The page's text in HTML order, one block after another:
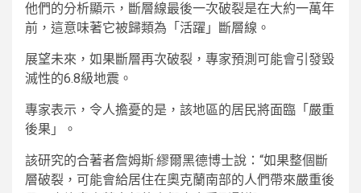
他們的分析顯示，斷層線最後一次破裂是在大約一萬年
前，這意味著它被歸類為「活躍」斷層線。
展望未來，如果斷層再次破裂，專家預測可能會引發毀
滅性的6.8級地震。
專家表示，令人擔憂的是，該地區的居民將面臨「嚴重
後果」。
該研究的合著者詹姆斯·繆爾黑德博士說：“如果整個斷
層破裂，可能會給居住在奧克蘭南部的人們帶來嚴重後